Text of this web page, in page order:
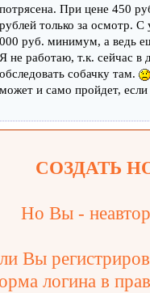
потрясена. При цене 450
рублей только за осмотр.
000 руб. минимум, а ведь
Я не работаю, т.к. сейчас в
обследовать собачку там.
может и само пройдет, если
СОЗДАТЬ
Но Вы -
Вы
логина в